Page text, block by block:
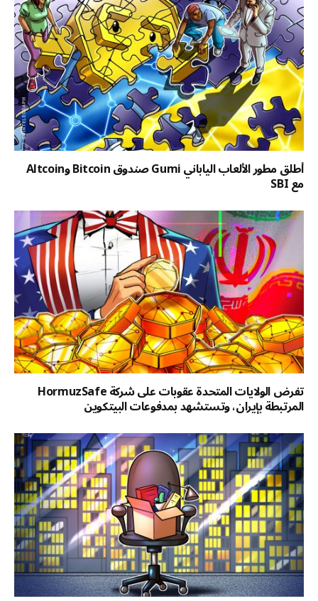
أطلق مطور الألعاب الياباني Gumi صندوق Bitcoin وAltcoin
مع SBI
تفرض الولايات المتحدة عقوبات على شركة HormuzSafe
المرتبطة بإيران، وتستشهد بمدفوعات البيتكوين